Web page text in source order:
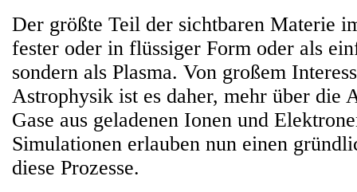
Der größte Teil der sichtbaren Materie
fester oder in flüssiger Form oder als
sondern als Plasma. Von großem
Astrophysik ist es daher, mehr über die
Gase aus geladenen Ionen und
Simulationen erlauben nun einen
diese Prozesse.